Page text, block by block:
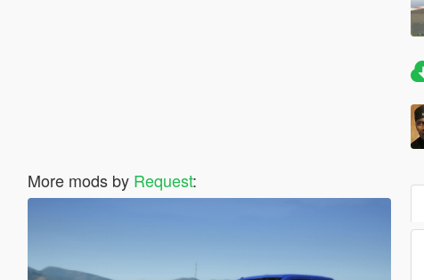
More mods by Request: